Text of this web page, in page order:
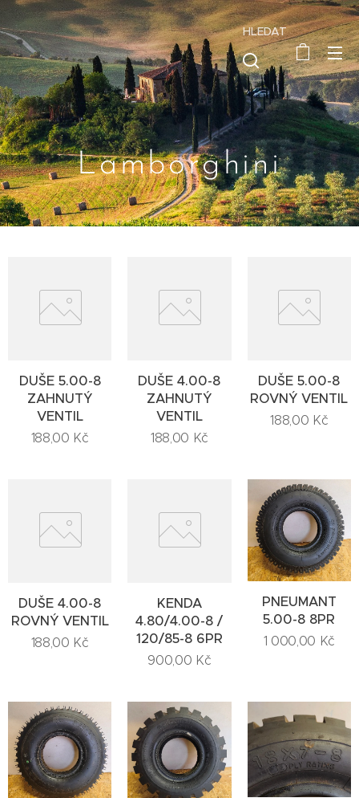
HLEDAT
Lamborghini
DUŠE 5.00-8
ZAHNUTÝ
VENTIL
188,00 Kč
DUŠE 4.00-8
ZAHNUTÝ
VENTIL
188,00 Kč
DUŠE 5.00-8
ROVNÝ VENTIL
188,00 Kč
DUŠE 4.00-8
ROVNÝ VENTIL
188,00 Kč
KENDA
4.80/4.00-8 /
120/85-8 6PR
900,00 Kč
PNEUMANT
5.00-8 8PR
1 000,00 Kč